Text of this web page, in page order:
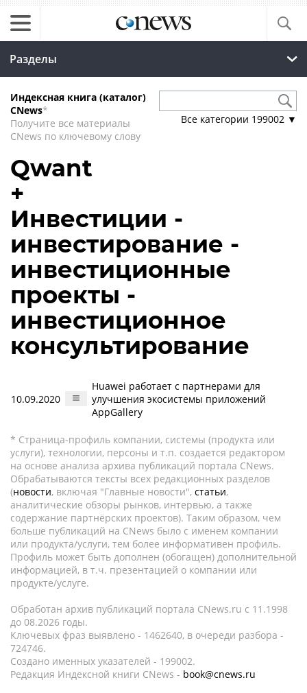
Разделы
Индексная книга (каталог)
CNews*
Получите все материалы
CNews по ключевому слову
Все категории 199002 ▼
Qwant
+
Инвестиции -
инвестирование -
инвестиционные
проекты -
инвестиционное
консультирование
10.09.2020
Huawei работает с партнерами для
улучшения экосистемы приложений
AppGallery
* Страница-профиль компании, системы (продукта или
услуги), технологии, персоны и т.п. создается редактором
на основе анализа архива публикаций портала CNews.
Обрабатываются тексты всех редакционных разделов
(новости, включая "Главные новости", статьи,
аналитические обзоры рынков, интервью, а также
содержание партнёрских проектов). Таким образом, чем
больше публикаций на CNews было с именем компании
или продукта/услуги, тем более информативен профиль.
Профиль может быть дополнен (обогащен) дополнительной
информацией, в т.ч. презентацией о компании или
продукте/услуге.
Обработан архив публикаций портала CNews.ru c 11.1998
до 08.2026 годы.
Ключевых фраз выявлено - 1462640, в очереди разбора -
724746.
Создано именных указателей - 199002.
Редакция Индексной книги CNews - book@cnews.ru